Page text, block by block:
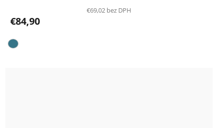
€69,02 bez DPH
€84,90